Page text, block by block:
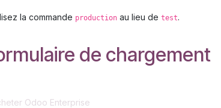
la commande production au lieu de test.
de chargement
Odoo Enterprise